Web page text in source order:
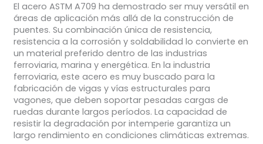
El acero ASTM A709 ha demostrado ser muy versátil en
áreas de aplicación más allá de la construcción de
puentes. Su combinación única de resistencia,
resistencia a la corrosión y soldabilidad lo convierte en
un material preferido dentro de las industrias
ferroviaria, marina y energética. En la industria
ferroviaria, este acero es muy buscado para la
fabricación de vigas y vías estructurales para
vagones, que deben soportar pesadas cargas de
ruedas durante largos períodos. La capacidad de
resistir la degradación por intemperie garantiza un
largo rendimiento en condiciones climáticas extremas.